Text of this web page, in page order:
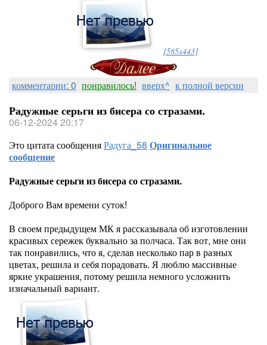
[585x443]
комментарии: 0 понравилось! вверх^ к полной версии
Радужные серьги из бисера со стразами.
06-12-2024 20:17
Это цитата сообщенияРадуга_58 Оригинальное
сообщение
Радужные серьги из бисера со стразами.
Доброго Вам времени суток!
В своем предыдущем МК я рассказывала об изготовлении
красивых сережек буквально за полчаса. Так вот, мне они
так понравились, что я, сделав несколько пар в разных
цветах, решила и себя порадовать. Я люблю массивные
яркие украшения, потому решила немного усложнить
изначальный вариант.